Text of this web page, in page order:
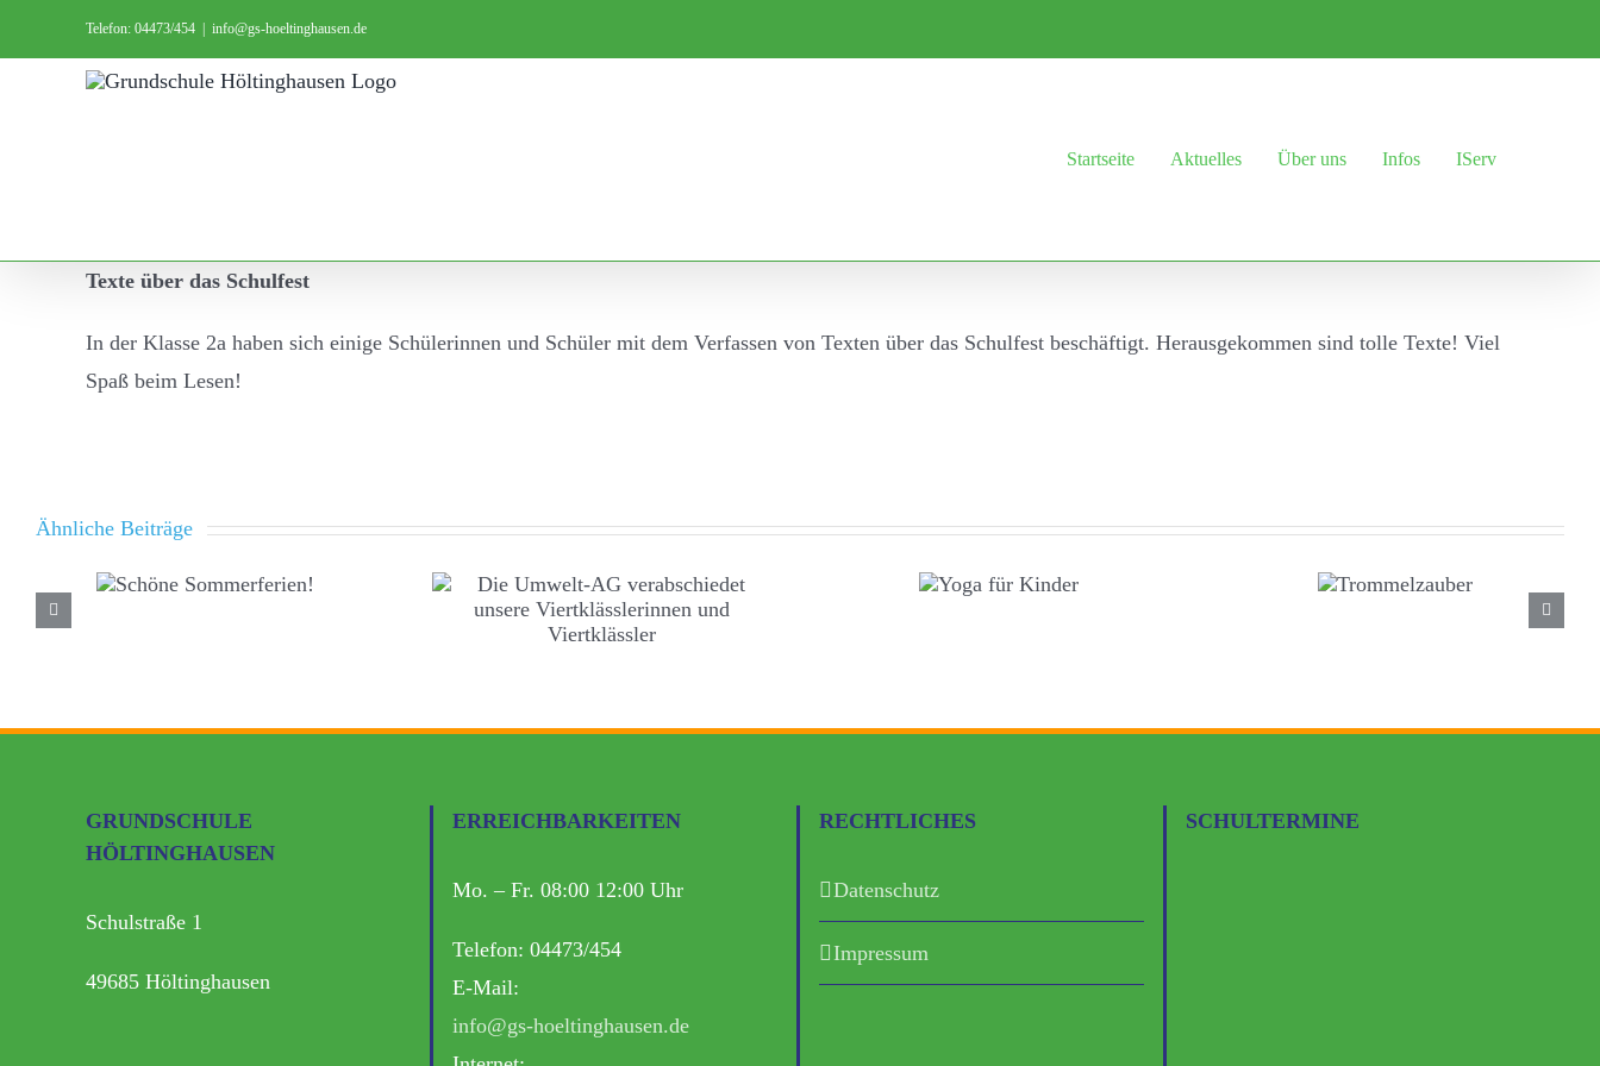
Inhalt
Telefon: 04473/454 info@gs-hoeltinghausen.de
Startseite Aktuelles Über uns Infos IServ
Texte über das Schulfest
In der Klasse 2a haben sich einige Schülerinnen und Schüler mit dem Verfassen von Texten über das Schulfest beschäftigt. Herausgekommen sind tolle Texte! Viel
Spaß beim Lesen!
Ähnliche Beiträge
Schöne
verabschiedet unsere
Yoga für
GRUNDSCHULE
HÖLTINGHAUSEN
Schulstraße 1
49685 Höltinghausen
ERREICHBARKEITEN
Mo. – Fr. 08:00 12:00 Uhr
Telefon: 04473/454
E-Mail:
info@gs-hoeltinghausen.de
RECHTLICHES
Datenschutz
Impressum
SCHULTERMINE